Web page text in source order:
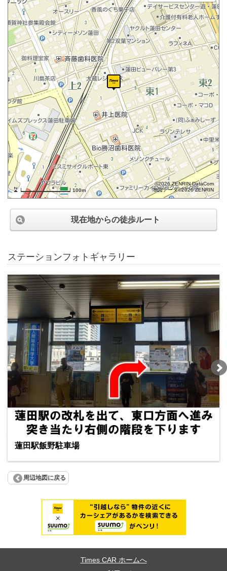
100m
©2026 ZENRIN DataCom
地図データ©2026 ZENRIN
現在地からの徒歩ルート
ステーションフォトギャラリー
蓮田駅飯野駐車場
周辺地図に戻る
Times CAR ホームへ